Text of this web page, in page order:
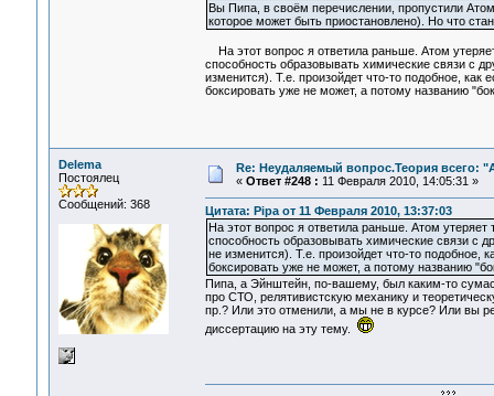
Вы Пипа, в своём перечислении, пропустили
которое может быть приостановлено). Но что
На этот вопрос я ответила раньше. Атом
способность образовывать химические связи с
изменится). Т.е. произойдет что-то подобное, как
боксировать уже не может, а потому названию
Delema
Постоялец
Сообщений: 368
Re: Неудаляемый вопрос.Теория всего:
« Ответ #248 : 11 Февраля 2010, 14:05:31 »
Цитата: Pipa от 11 Февраля 2010, 13:37:03
На этот вопрос я ответила раньше. Атом
способность образовывать химические связи с
не изменится). Т.е. произойдет что-то подобное,
боксировать уже не может, а потому названию
Пипа, а Эйнштейн, по-вашему, был каким-то
про СТО, релятивистскую механику и
пр.? Или это отменили, а мы не в курсе? Или вы
диссертацию на эту тему.